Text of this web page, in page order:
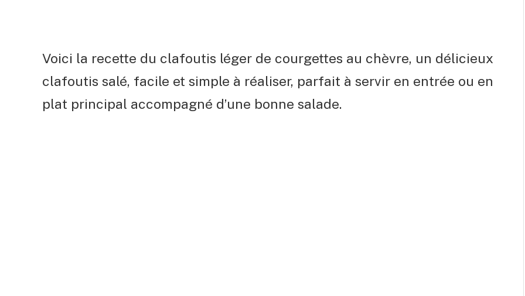
Voici la recette du clafoutis léger de courgettes au chèvre, un délicieux
clafoutis salé, facile et simple à réaliser, parfait à servir en entrée ou en
plat principal accompagné d’une bonne salade.